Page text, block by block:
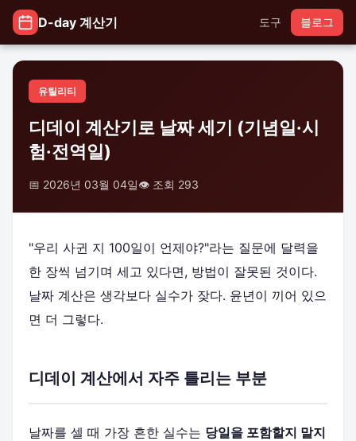
D-day 계산기 도구 블로그
유틸리티
디데이 계산기로 날짜 세기 (기념일·시
험·전역일)
📅 2026년 03월 04일👁️ 조회 293
"우리 사귄 지 100일이 언제야?"라는 질문에 달력을
한 장씩 넘기며 세고 있다면, 방법이 잘못된 것이다.
날짜 계산은 생각보다 실수가 잦다. 윤년이 끼어 있으
면 더 그렇다.
디데이 계산에서 자주 틀리는 부분
날짜를 셀 때 가장 흔한 실수는 당일을 포함할지 말지